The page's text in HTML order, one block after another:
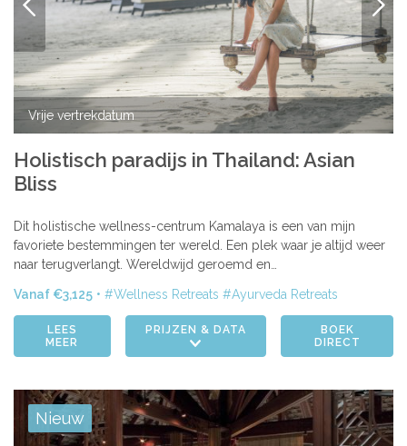
VORIGE
Vrije vertrekdatum
Holistisch paradijs in Thailand: Asian
Bliss
Dit holistische wellness-centrum Kamalaya is een van mijn
favoriete bestemmingen ter wereld. Een plek waar je altijd weer
naar terugverlangt. Wereldwijd geroemd en…
Vanaf €3,125 Wellness Retreats Ayurveda Retreats
LEES
MEER
PRIJZEN & DATA
BOEK
DIRECT
Nieuw